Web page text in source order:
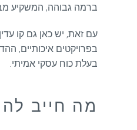
ברמה גבוהה, המשקיע
עם זאת, יש כאן גם קו
בעלת כוח עסקי אמיתי.
מה חייב